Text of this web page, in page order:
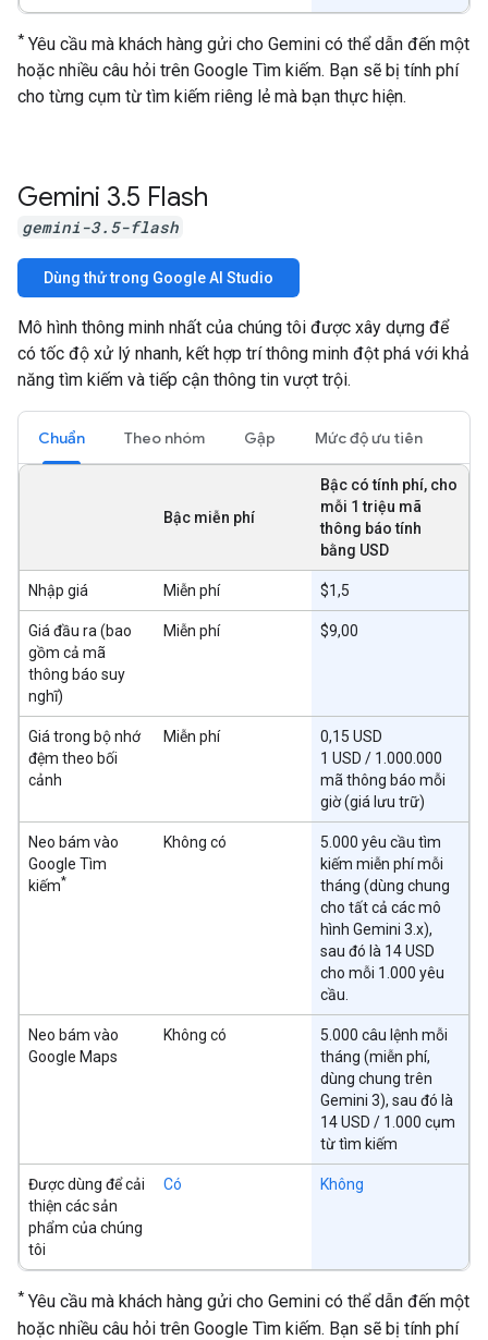
* Yêu cầu mà khách hàng gửi cho Gemini có thể dẫn đến một
hoặc nhiều câu hỏi trên Google Tìm kiếm. Bạn sẽ bị tính phí
cho từng cụm từ tìm kiếm riêng lẻ mà bạn thực hiện.
Gemini 3.5 Flash
gemini-3.5-flash
Dùng thử trong Google AI Studio
Mô hình thông minh nhất của chúng tôi được xây dựng để
có tốc độ xử lý nhanh, kết hợp trí thông minh đột phá với khả
năng tìm kiếm và tiếp cận thông tin vượt trội.
Chuẩn Theo nhóm Gập Mức độ ưu tiên
Bậc miễn phí
Bậc có tính phí, cho
mỗi 1 triệu mã
thông báo tính
bằng USD
Nhập giá Miễn phí $1,5
Giá đầu ra (bao
gồm cả mã
thông báo suy
nghĩ)
Miễn phí $9,00
Giá trong bộ nhớ
đệm theo bối
cảnh
Miễn phí
0,15 USD
1 USD / 1.000.000
mã thông báo mỗi
giờ (giá lưu trữ)
Neo bám vào
Google Tìm
kiếm*
Không có
5.000 yêu cầu tìm
kiếm miễn phí mỗi
tháng (dùng chung
cho tất cả các mô
hình Gemini 3.x),
sau đó là 14 USD
cho mỗi 1.000 yêu
cầu.
Neo bám vào
Google Maps
Không có
5.000 câu lệnh mỗi
tháng (miễn phí,
dùng chung trên
Gemini 3), sau đó là
14 USD / 1.000 cụm
từ tìm kiếm
Được dùng để cải
thiện các sản
phẩm của chúng
tôi
Có Không
* Yêu cầu mà khách hàng gửi cho Gemini có thể dẫn đến một
hoặc nhiều câu hỏi trên Google Tìm kiếm. Bạn sẽ bị tính phí